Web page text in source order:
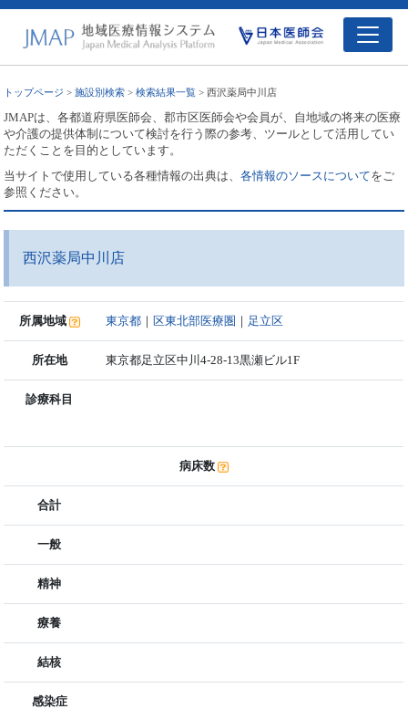
トップページ >施設別検索 >検索結果一覧 > 西沢薬局中川店
JMAPは、各都道府県医師会、郡市区医師会や会員が、自地域の将来の医療
や介護の提供体制について検討を行う際の参考、ツールとして活用してい
ただくことを目的としています。
当サイトで使用している各種情報の出典は、各情報のソースについてをご
参照ください。
西沢薬局中川店
所属地域 東京都 ｜区東北部医療圏 ｜ 足立区
所在地 東京都足立区中川4-28-13黒瀬ビル1F
診療科目
病床数
合計
一般
精神
療養
結核
感染症